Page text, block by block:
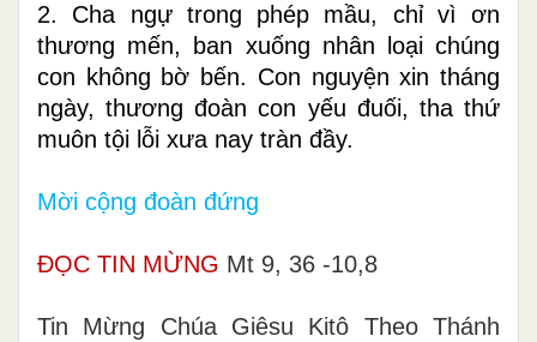
2. Cha ngự trong phép mầu, chỉ vì ơn
thương mến, ban xuống nhân loại chúng
con không bờ bến. Con nguyện xin tháng
ngày, thương đoàn con yếu đuối, tha thứ
muôn tội lỗi xưa nay tràn đầy.
Mời cộng đoàn đứng
ĐỌC TIN MỪNG Mt 9, 36 -10,8
Tin Mừng Chúa Giêsu Kitô Theo Thánh